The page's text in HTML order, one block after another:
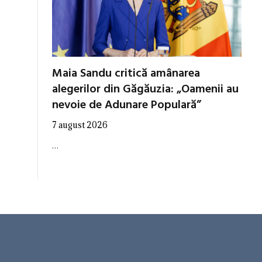
Maia Sandu critică amânarea
alegerilor din Găgăuzia: „Oamenii au
nevoie de Adunare Populară”
7 august 2026
…